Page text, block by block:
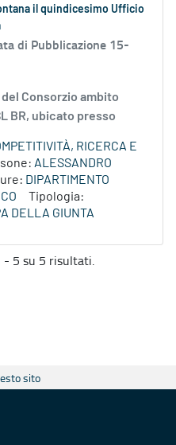
il quindicesimo Ufficio
di Pubblicazione 15-
Consorzio ambito
BR, ubicato presso
RICERCA E
ALESSANDRO
DIPARTIMENTO
Tipologia:
DELLA GIUNTA
- 5 su 5 risultati.
sito